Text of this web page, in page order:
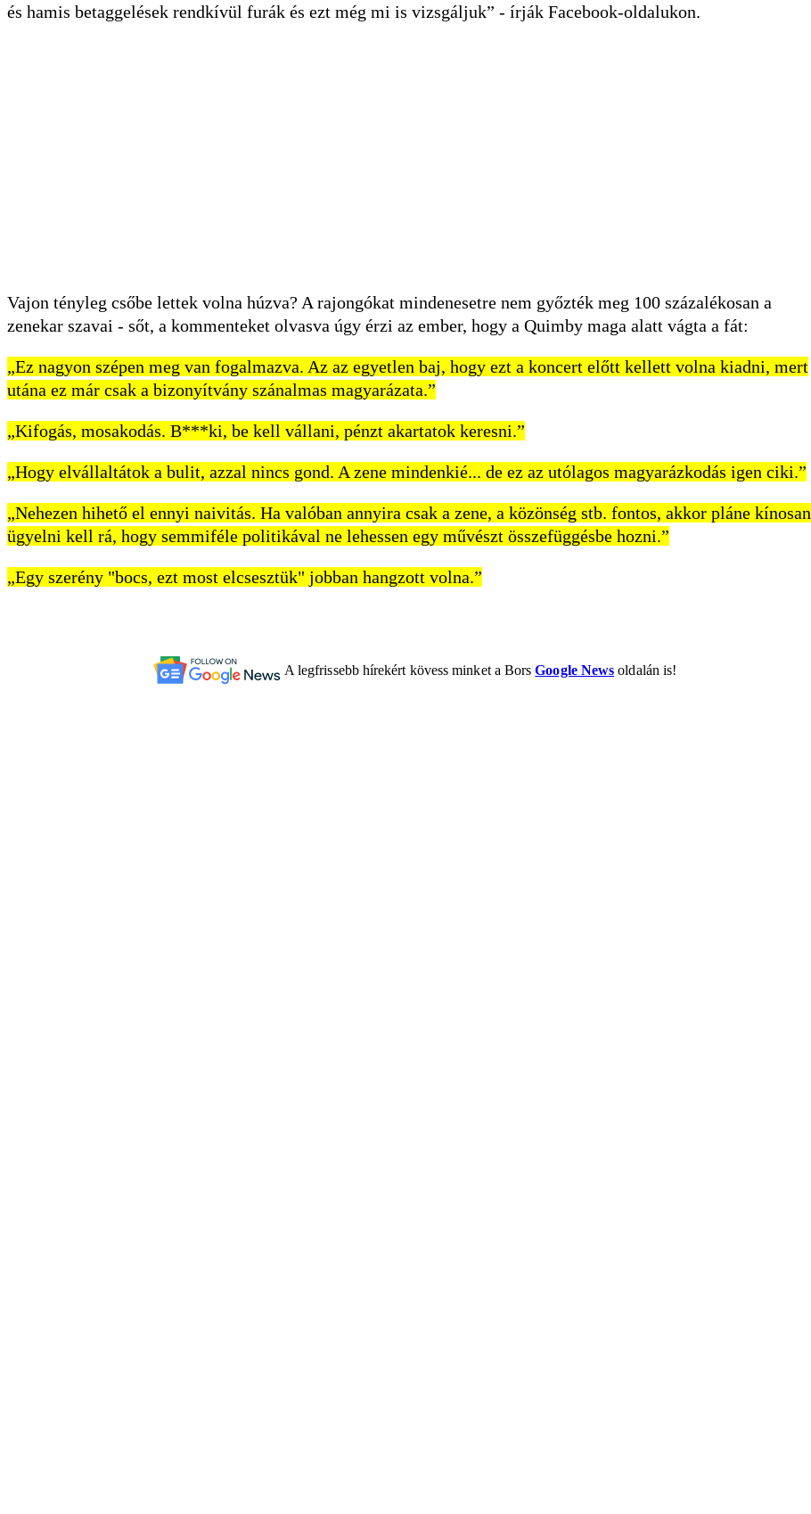
és hamis betaggelések rendkívül furák és ezt még mi is vizsgáljuk” - írják Facebook-oldalukon.
Vajon tényleg csőbe lettek volna húzva? A rajongókat mindenesetre nem győzték meg 100 százalékosan a
zenekar szavai - sőt, a kommenteket olvasva úgy érzi az ember, hogy a Quimby maga alatt vágta a fát:
„Ez nagyon szépen meg van fogalmazva. Az az egyetlen baj, hogy ezt a koncert előtt kellett volna kiadni, mert
utána ez már csak a bizonyítvány szánalmas magyarázata.”
„Kifogás, mosakodás. B***ki, be kell vállani, pénzt akartatok keresni.”
„Hogy elvállaltátok a bulit, azzal nincs gond. A zene mindenkié... de ez az utólagos magyarázkodás igen ciki.”
„Nehezen hihető el ennyi naivitás. Ha valóban annyira csak a zene, a közönség stb. fontos, akkor pláne kínosan
ügyelni kell rá, hogy semmiféle politikával ne lehessen egy művészt összefüggésbe hozni.”
„Egy szerény "bocs, ezt most elcsesztük" jobban hangzott volna.”
A legfrissebb hírekért kövess minket a BorsGoogle News oldalán is!